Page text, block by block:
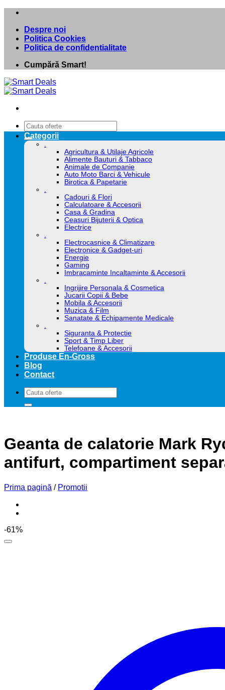
Skip
contentDespre noi
Politica Cookies
Politica de confidentialitate
Cumpără Smart!
Caută
după:
Categorii
.
Agricultura & Utilaje Agricole
Alimente Bauturi & Tabbaco
Animale de Companie
Auto Moto Barci & Vehicule
Birotica & Papetarie
.
Cadouri & Flori
Calculatoare & Accesorii
Casa & Gradina
Ceasuri Bijuterii & Optica
Electrice
.
Electrocasnice & Climatizare
Electronice & Gadget-uri
Energie
Gaming
Imbracaminte Incaltaminte & Accesorii
.
Ingrijire Personala & Cosmetica
Jucarii Copii & Bebe
Mobila & Accesorii
Muzica & Film
Sanatate & Echipamente Medicale
.
Siguranta & Protectie
Sport & Timp Liber
Telefoane & Accesorii
Produse En-Gross
Blog
Contact
Caută
după:
Geanta de calatorie Mark
antifurt, compartiment
Prima pagină / Promotii
-61%